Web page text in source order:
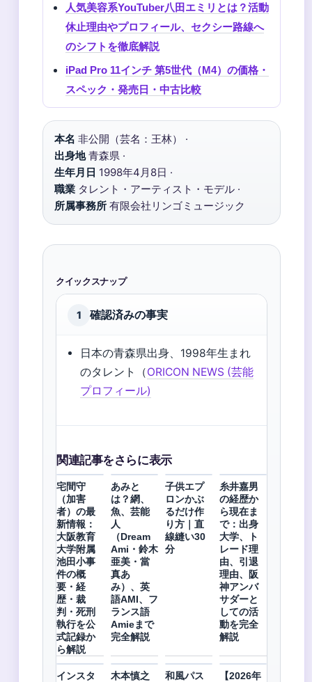
人気美容系YouTuber八田エミリとは？活動
休止理由やプロフィール、セクシー路線へ
のシフトを徹底解説
iPad Pro 11インチ 第5世代（M4）の価格・
スペック・発売日・中古比較
本名 非公開（芸名：王林） ·
出身地青森県 ·
生年月日 1998年4月8日 ·
職業 タレント・アーティスト・モデル ·
所属事務所 有限会社リンゴミュージック
クイックスナップ
1 確認済みの事実
日本の青森県出身、1998年生まれ
のタレント（ORICON NEWS (芸能
プロフィール)
関連記事をさらに表示
宅間守
（加害
者）の最
新情報：
大阪教育
大学附属
池田小事
件の概
要・経
歴・裁
判・死刑
執行を公
式記録か
ら解説
あみと
は？網、
魚、芸能
人
（Dream
Ami・鈴木
亜美・當
真あ
み）、英
語AMI、フ
ランス語
Amieまで
完全解説
子供エプ
ロンかぶ
るだけ作
り方｜直
線縫い30
分
糸井嘉男
の経歴か
ら現在ま
で：出身
大学、ト
レード理
由、引退
理由、阪
神アンバ
サダーと
しての活
動を完全
解説
インスタ
木本慎之
和風パス
【2026年